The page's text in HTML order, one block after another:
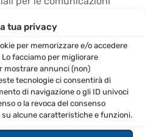
tua privacy
per memorizzare e/o accedere
facciamo per migliorare
mostrare annunci (non)
tecnologie ci consentirà di
di navigazione o gli ID univoci
o la revoca del consenso
alcune caratteristiche e funzioni.
cristallo
da base